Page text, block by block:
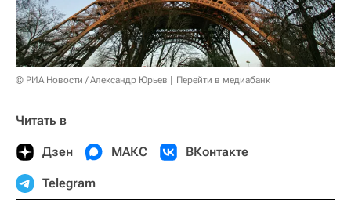
© РИА Новости / Александр Юрьев Перейти в медиабанк
Читать в
Дзен МАКС ВКонтакте
Telegram